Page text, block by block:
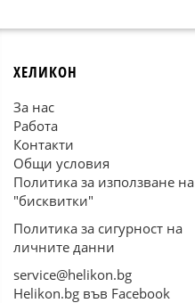
ХЕЛИКОН
За нас
Работа
Контакти
Общи условия
Политика за използване на
"бисквитки"
Политика за сигурност на
личните данни
service@helikon.bg
Helikon.bg във Facebook